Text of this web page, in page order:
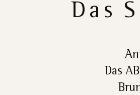
Das
Das